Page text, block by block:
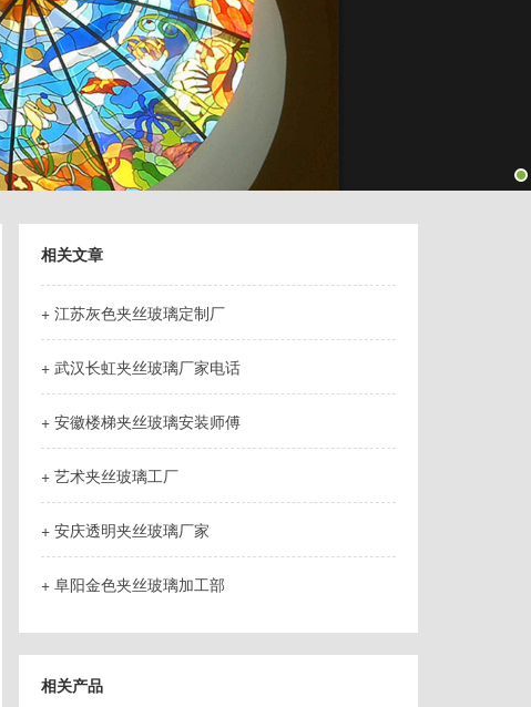
相关文章
+ 江苏灰色夹丝玻璃定制厂
+ 武汉长虹夹丝玻璃厂家电话
+ 安徽楼梯夹丝玻璃安装师傅
+ 艺术夹丝玻璃工厂
+ 安庆透明夹丝玻璃厂家
+ 阜阳金色夹丝玻璃加工部
相关产品